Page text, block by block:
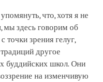
что, хотя я не
мы здесь говорим об
точки зрения гелуг,
другое
буддийских школ. Они
на изменчивую